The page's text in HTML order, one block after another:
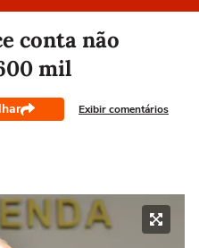
conta não
mil
Exibir comentários